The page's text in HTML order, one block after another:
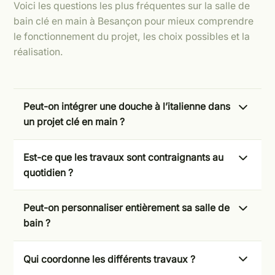
Voici les questions les plus fréquentes sur la salle de
bain clé en main à Besançon pour mieux comprendre
le fonctionnement du projet, les choix possibles et la
réalisation.
Peut-on intégrer une douche à l’italienne dans
un projet clé en main ?
dans la majorité des projets selon la configuration
technique et le design souhaité.
Est-ce que les travaux sont contraignants au
quotidien ?
l’usage de la salle de bain, mais une bonne
organisation permet de limiter les contraintes et
de garantir une réalisation fluide.
Peut-on personnaliser entièrement sa salle de
bain ?
besoins, vos envies et votre espace. Vous
Qui coordonne les différents travaux ?